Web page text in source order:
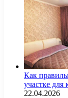
Как
участке
22.04.2026